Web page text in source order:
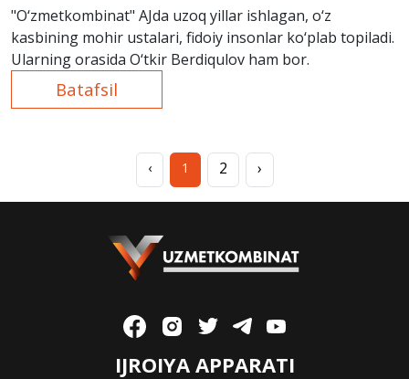
"O‘zmetkombinat" AJda uzoq yillar ishlagan, o‘z
kasbining mohir ustalari, fidoiy insonlar ko‘plab topiladi.
Ularning orasida O‘tkir Berdiqulov ham bor.
Batafsil
‹ 1 2 ›
IJROIYA APPARATI